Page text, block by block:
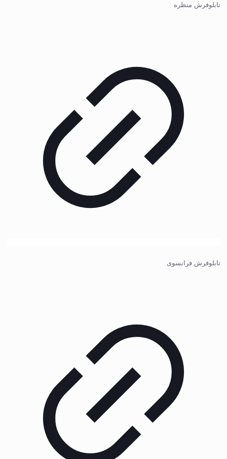
تابلوفرش منظره
تابلوفرش فرانسوی